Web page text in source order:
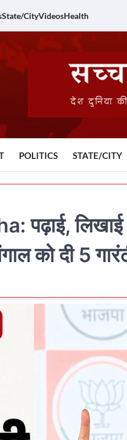
State/CityVideosHealth
POLITICS STATE/CITY
लिखाई
को दी 5